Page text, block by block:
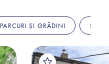
PARCURI ȘI GRĂDINI